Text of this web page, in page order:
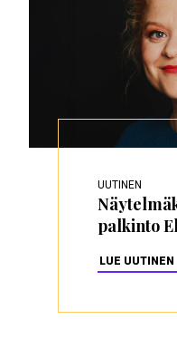
UUTINEN
palkinto
LUE UUTINEN